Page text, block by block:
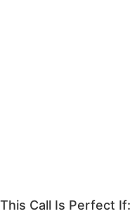
This Call Is Perfect If: